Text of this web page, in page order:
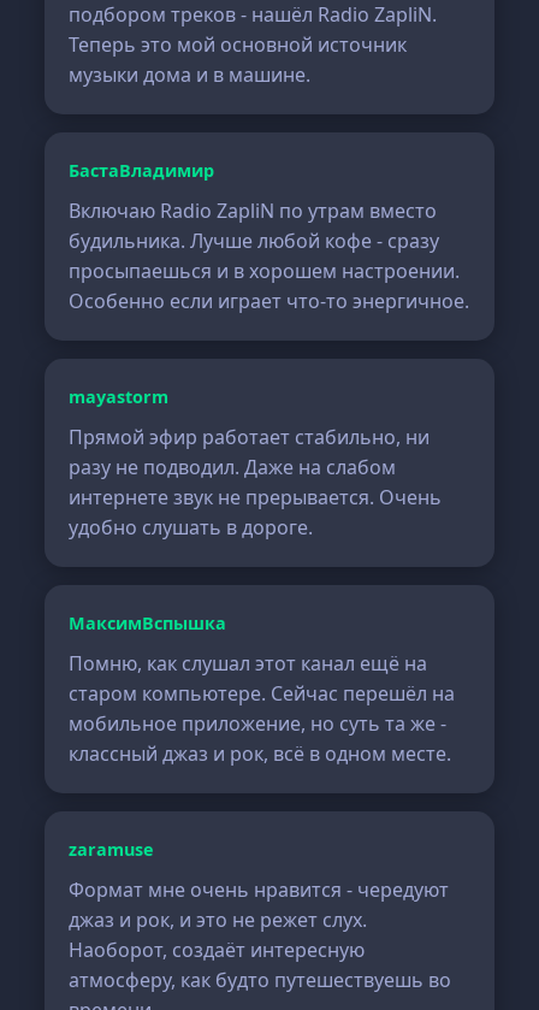
подбором треков - нашёл Radio ZapliN.
Теперь это мой основной источник
музыки дома и в машине.
БастаВладимир
Включаю Radio ZapliN по утрам вместо
будильника. Лучше любой кофе - сразу
просыпаешься и в хорошем настроении.
Особенно если играет что-то энергичное.
mayastorm
Прямой эфир работает стабильно, ни
разу не подводил. Даже на слабом
интернете звук не прерывается. Очень
удобно слушать в дороге.
МаксимВспышка
Помню, как слушал этот канал ещё на
старом компьютере. Сейчас перешёл на
мобильное приложение, но суть та же -
классный джаз и рок, всё в одном месте.
zaramuse
Формат мне очень нравится - чередуют
джаз и рок, и это не режет слух.
Наоборот, создаёт интересную
атмосферу, как будто путешествуешь во